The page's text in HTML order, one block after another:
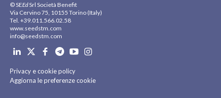
© SEEdSrl Società Benefit
Via Cervino 75, 10155 Torino (Italy)
Tel. +39.011.566.02.58
www.seedstm.com
info@seedstm.com
Privacy e cookie policy
Aggiorna le preferenze cookie